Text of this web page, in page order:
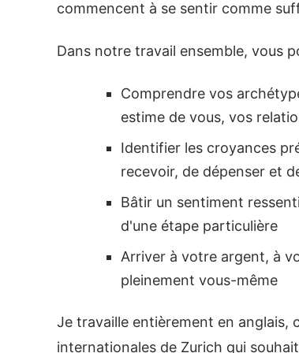
commencent à se sentir comme
Dans notre travail ensemble, vous
Comprendre vos
estime de vous, vos
Identifier les croyances
recevoir, de dépenser et
Bâtir un sentiment
d'une étape particulière
Arriver à votre argent, à
pleinement vous-même
Je travaille entièrement en anglais,
internationales de Zurich qui